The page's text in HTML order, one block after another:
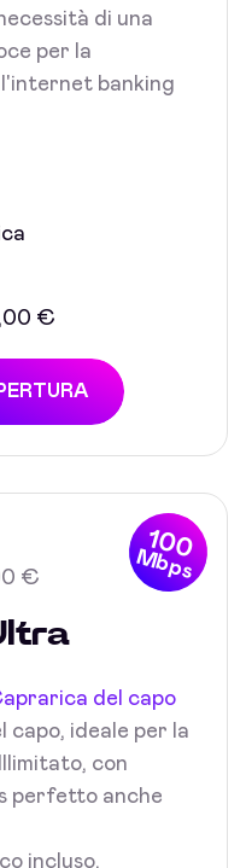
di una
per la
l'internet banking
€
100
Mbps
€
del capo
capo, ideale per la
con
perfetto anche
incluso.